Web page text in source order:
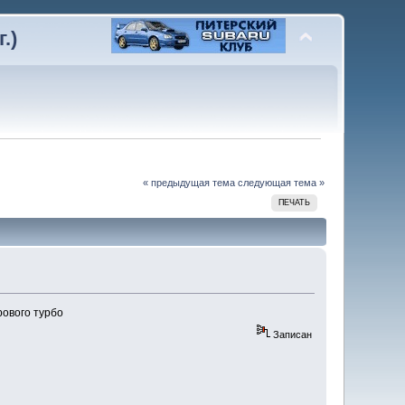
« предыдущая тема следующая тема »
ПЕЧАТЬ
турбо
Записан